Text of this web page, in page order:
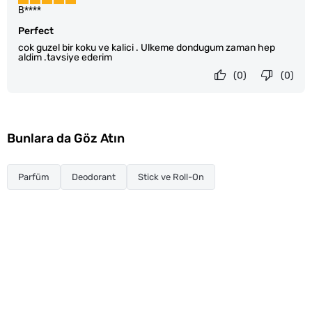
Perfect
cok guzel bir koku ve kalici . Ulkeme dondugum zaman hep
aldim .tavsiye ederim
B****
(0)
(0)
Bunlara da Göz Atın
Parfüm Deodorant Stick ve Roll-On